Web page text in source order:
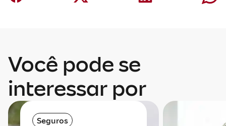
Você pode se
interessar por
Seguros